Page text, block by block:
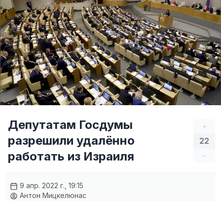
+
22
–
Депутатам Госдумы
разрешили удалённо
работать из Израиля
9 апр. 2022 г., 19:15
Антон Мицкелюнас